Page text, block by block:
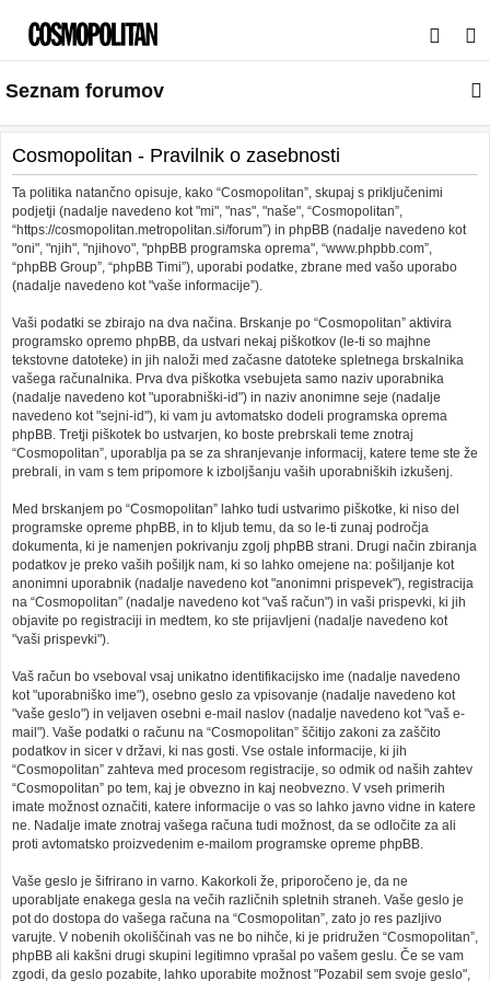
s
a
j
Seznam forumov
Cosmopolitan - Pravilnik o zasebnosti
Ta politika natančno opisuje, kako “Cosmopolitan”, skupaj s priključenimi
podjetji (nadalje navedeno kot "mi", "nas", "naše", “Cosmopolitan”,
“https://cosmopolitan.metropolitan.si/forum”) in phpBB (nadalje navedeno kot
"oni", "njih", "njihovo", "phpBB programska oprema", “www.phpbb.com”,
“phpBB Group”, “phpBB Timi”), uporabi podatke, zbrane med vašo uporabo
(nadalje navedeno kot "vaše informacije”).
Vaši podatki se zbirajo na dva načina. Brskanje po “Cosmopolitan” aktivira
programsko opremo phpBB, da ustvari nekaj piškotkov (le-ti so majhne
tekstovne datoteke) in jih naloži med začasne datoteke spletnega brskalnika
vašega računalnika. Prva dva piškotka vsebujeta samo naziv uporabnika
(nadalje navedeno kot "uporabniški-id") in naziv anonimne seje (nadalje
navedeno kot "sejni-id"), ki vam ju avtomatsko dodeli programska oprema
phpBB. Tretji piškotek bo ustvarjen, ko boste prebrskali teme znotraj
“Cosmopolitan”, uporablja pa se za shranjevanje informacij, katere teme ste že
prebrali, in vam s tem pripomore k izboljšanju vaših uporabniških izkušenj.
Med brskanjem po “Cosmopolitan” lahko tudi ustvarimo piškotke, ki niso del
programske opreme phpBB, in to kljub temu, da so le-ti zunaj področja
dokumenta, ki je namenjen pokrivanju zgolj phpBB strani. Drugi način zbiranja
podatkov je preko vaših pošiljk nam, ki so lahko omejene na: pošiljanje kot
anonimni uporabnik (nadalje navedeno kot "anonimni prispevek"), registracija
na “Cosmopolitan” (nadalje navedeno kot "vaš račun") in vaši prispevki, ki jih
objavite po registraciji in medtem, ko ste prijavljeni (nadalje navedeno kot
"vaši prispevki").
Vaš račun bo vseboval vsaj unikatno identifikacijsko ime (nadalje navedeno
kot "uporabniško ime"), osebno geslo za vpisovanje (nadalje navedeno kot
"vaše geslo") in veljaven osebni e-mail naslov (nadalje navedeno kot "vaš e-
mail"). Vaše podatki o računu na “Cosmopolitan” ščitijo zakoni za zaščito
podatkov in sicer v državi, ki nas gosti. Vse ostale informacije, ki jih
“Cosmopolitan” zahteva med procesom registracije, so odmik od naših zahtev
“Cosmopolitan” po tem, kaj je obvezno in kaj neobvezno. V vseh primerih
imate možnost označiti, katere informacije o vas so lahko javno vidne in katere
ne. Nadalje imate znotraj vašega računa tudi možnost, da se odločite za ali
proti avtomatsko proizvedenim e-mailom programske opreme phpBB.
Vaše geslo je šifrirano in varno. Kakorkoli že, priporočeno je, da ne
uporabljate enakega gesla na večih različnih spletnih straneh. Vaše geslo je
pot do dostopa do vašega računa na “Cosmopolitan”, zato jo res pazljivo
varujte. V nobenih okoliščinah vas ne bo nihče, ki je pridružen “Cosmopolitan”,
phpBB ali kakšni drugi skupini legitimno vprašal po vašem geslu. Če se vam
zgodi, da geslo pozabite, lahko uporabite možnost "Pozabil sem svoje geslo",